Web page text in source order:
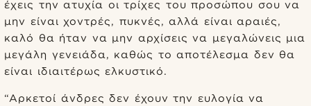
έχεις την ατυχία οι τρίχες του προσώπου σου να
μην είναι χοντρές, πυκνές, αλλά είναι αραιές,
καλό θα ήταν να μην αρχίσεις να μεγαλώνεις μια
μεγάλη γενειάδα, καθώς το αποτέλεσμα δεν θα
είναι ιδιαιτέρως ελκυστικό.
“Αρκετοί άνδρες δεν έχουν την ευλογία να